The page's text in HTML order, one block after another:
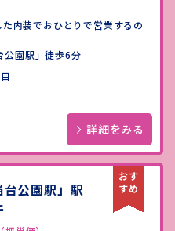
内装でおひとりで営業するの
公園駅」徒歩6分
詳細をみる
公園駅」駅